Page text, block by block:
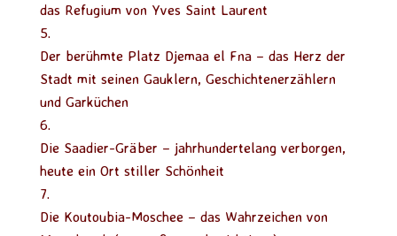
das Refugium von Yves Saint Laurent
Der berühmte Platz Djemaa el Fna – das Herz der
Stadt mit seinen Gauklern, Geschichtenerzählern
und Garküchen
Die Saadier-Gräber – jahrhundertelang verborgen,
heute ein Ort stiller Schönheit
Die Koutoubia-Moschee – das Wahrzeichen von